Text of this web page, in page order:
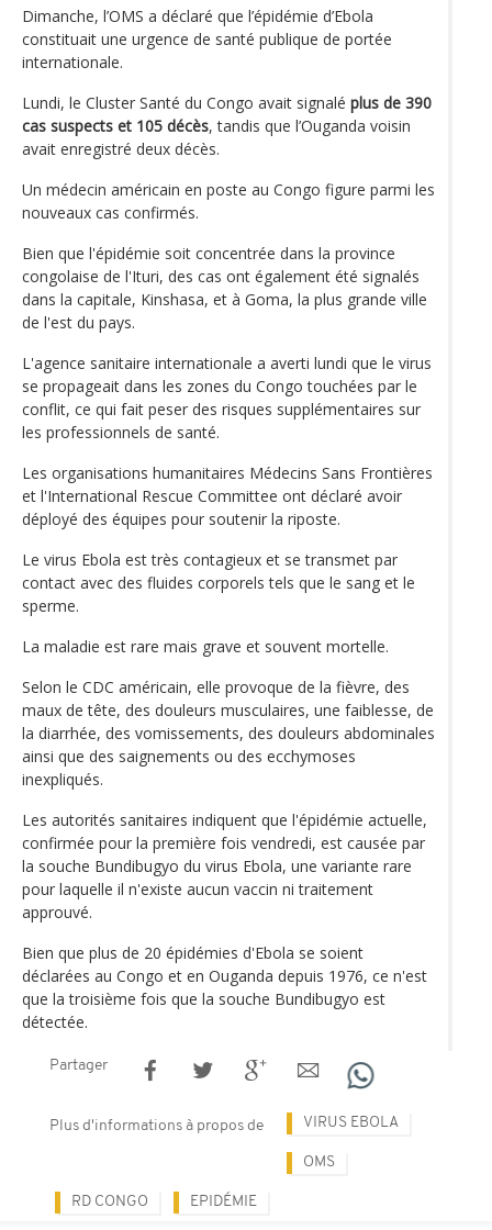
Dimanche, l’OMS a déclaré que l’épidémie d’Ebola
constituait une urgence de santé publique de portée
internationale.
Lundi, le Cluster Santé du Congo avait signalé plus de 390
cas suspects et 105 décès, tandis que l’Ouganda voisin
avait enregistré deux décès.
Un médecin américain en poste au Congo figure parmi les
nouveaux cas confirmés.
Bien que l'épidémie soit concentrée dans la province
congolaise de l'Ituri, des cas ont également été signalés
dans la capitale, Kinshasa, et à Goma, la plus grande ville
de l'est du pays.
L'agence sanitaire internationale a averti lundi que le virus
se propageait dans les zones du Congo touchées par le
conflit, ce qui fait peser des risques supplémentaires sur
les professionnels de santé.
Les organisations humanitaires Médecins Sans Frontières
et l'International Rescue Committee ont déclaré avoir
déployé des équipes pour soutenir la riposte.
Le virus Ebola est très contagieux et se transmet par
contact avec des fluides corporels tels que le sang et le
sperme.
La maladie est rare mais grave et souvent mortelle.
Selon le CDC américain, elle provoque de la fièvre, des
maux de tête, des douleurs musculaires, une faiblesse, de
la diarrhée, des vomissements, des douleurs abdominales
ainsi que des saignements ou des ecchymoses
inexpliqués.
Les autorités sanitaires indiquent que l'épidémie actuelle,
confirmée pour la première fois vendredi, est causée par
la souche Bundibugyo du virus Ebola, une variante rare
pour laquelle il n'existe aucun vaccin ni traitement
approuvé.
Bien que plus de 20 épidémies d'Ebola se soient
déclarées au Congo et en Ouganda depuis 1976, ce n'est
que la troisième fois que la souche Bundibugyo est
détectée.
Partager
Plus d'informations à propos de VIRUS EBOLA
OMS
RD CONGO EPIDÉMIE